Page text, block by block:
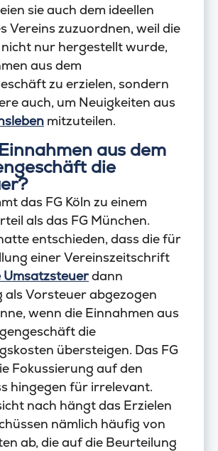
sie auch dem ideellen
Vereins zuzuordnen, weil die
nur hergestellt wurde,
aus dem
zu erzielen, sondern
auch, um Neuigkeiten aus
mitzuteilen.
aus dem
die
das FG Köln zu einem
als das FG München.
entschieden, dass die für
einer Vereinszeitschrift
dann
als Vorsteuer abgezogen
wenn die Einnahmen aus
die
übersteigen. Das FG
Fokussierung auf den
hingegen für irrelevant.
nach hängt das Erzielen
nämlich häufig von
ab, die auf die Beurteilung